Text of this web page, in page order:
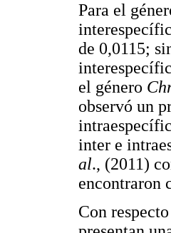
Para el
de 0,0115;
el género
observó un
inter e
al., (2011)
encontraron
Con